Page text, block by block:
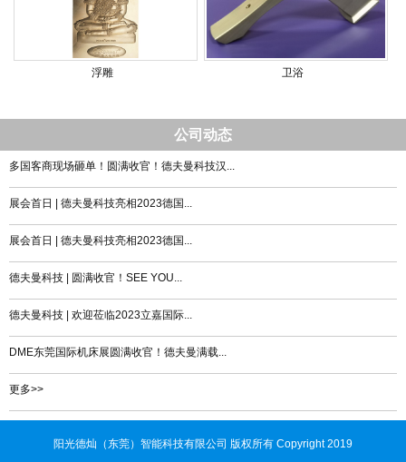
浮雕 卫浴
公司动态
多国客商现场砸单！圆满收官！德夫曼科技汉...
展会首日 | 德夫曼科技亮相2023德国...
展会首日 | 德夫曼科技亮相2023德国...
德夫曼科技 | 圆满收官！SEE YOU...
德夫曼科技 | 欢迎莅临2023立嘉国际...
DME东莞国际机床展圆满收官！德夫曼满载...
更多>>
阳光德灿（东莞）智能科技有限公司 版权所有 Copyright 2019